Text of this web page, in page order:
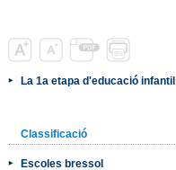
La 1a etapa d'educació infantil
Classificació
Escoles bressol